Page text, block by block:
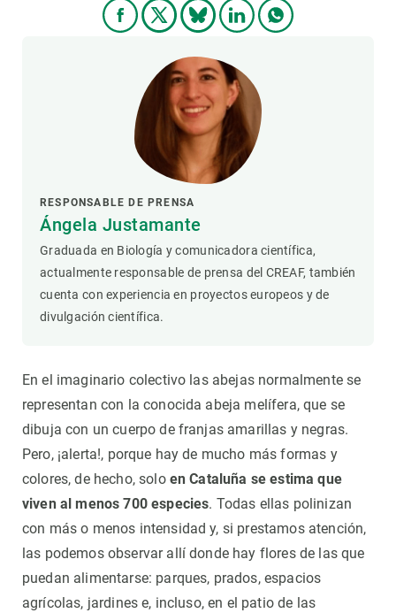
RESPONSABLE DE PRENSA
Ángela Justamante
Graduada en Biología y comunicadora científica,
actualmente responsable de prensa del CREAF, también
cuenta con experiencia en proyectos europeos y de
divulgación científica.
En el imaginario colectivo las abejas normalmente se
representan con la conocida abeja melífera, que se
dibuja con un cuerpo de franjas amarillas y negras.
Pero, ¡alerta!, porque hay de mucho más formas y
colores, de hecho, soloen Cataluña se estima que
viven al menos 700 especies. Todas ellas polinizan
con más o menos intensidad y, si prestamos atención,
las podemos observar allí donde hay flores de las que
puedan alimentarse: parques, prados, espacios
agrícolas, jardines e, incluso, en el patio de las